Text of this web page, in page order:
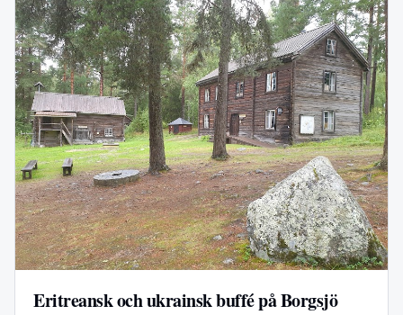
Eritreansk och ukrainsk buffé på Borgsjö